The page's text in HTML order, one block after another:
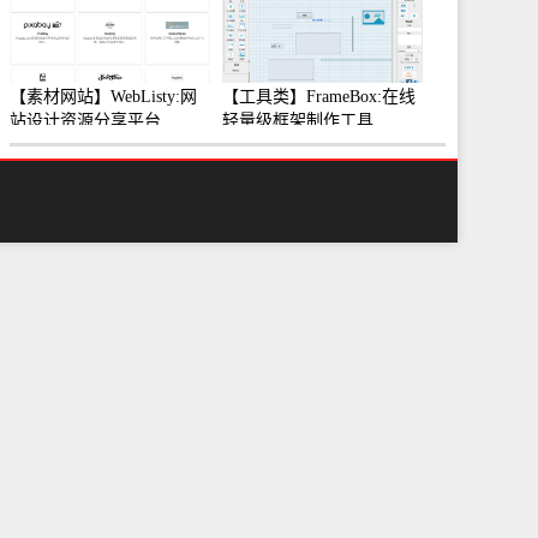
【素材网站】WebListy:网
站设计资源分享平台
【工具类】FrameBox:在线
轻量级框架制作工具